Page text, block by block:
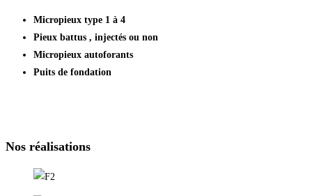
Micropieux type 1 à 4
Pieux battus , injectés ou non
Micropieux autoforants
Puits de fondation
Nos réalisations